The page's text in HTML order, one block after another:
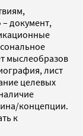
документ,
мыслеобразов
лист
целевых
концепции.
к